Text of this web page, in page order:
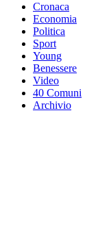
Cronaca
Economia
Politica
Sport
Young
Benessere
Video
40 Comuni
Archivio